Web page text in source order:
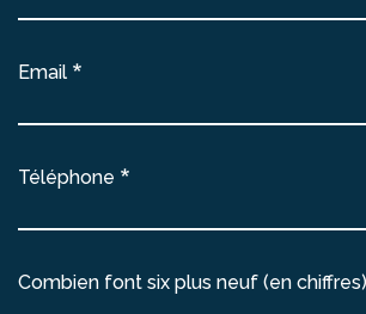
Email
Téléphone
Combien font six plus neuf (en